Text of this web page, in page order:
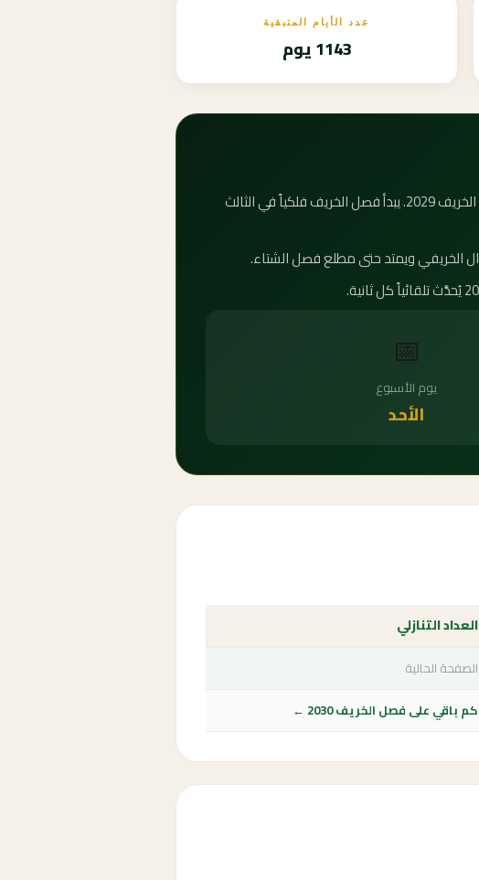
عدد الأيام المتبقية
1143 يوم
كم باقي على الخريف 2029؟ العداد التنازلي أعلاه يوضح بدقة عدد الأيام والساعات المتبقية على فصل الخريف 2029. يبدأ فصل الخريف فلكياً في الثالث
📅
يوم الأسبوع
الأحد
العداد التنازلي
الصفحة الحالية
كم باقي على فصل الخريف 2030 ←